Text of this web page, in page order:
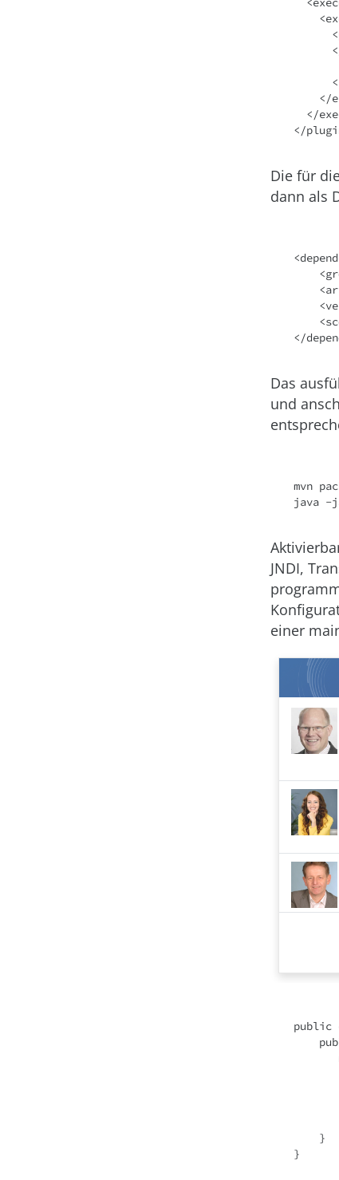
Die für
dann als
Das
und
mvn
java -
JNDI,
einer
public